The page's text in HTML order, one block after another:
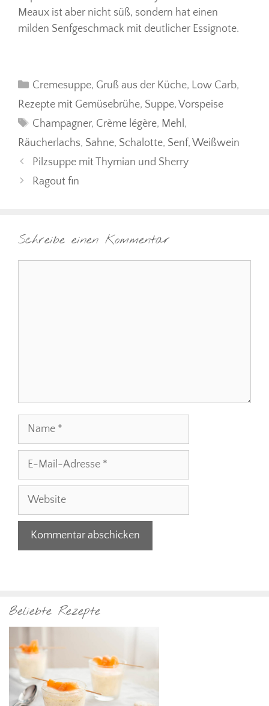
Meaux ist aber nicht süß, sondern hat einen
milden Senfgeschmack mit deutlicher Essignote.
Kategorien
Cremesuppe, Gruß aus der Küche, Low Carb,
Rezepte mit Gemüsebrühe, Suppe, Vorspeise
Schlagwörter
Champagner, Crème légère, Mehl,
Räucherlachs, Sahne, Schalotte, Senf, Weißwein
Pilzsuppe mit Thymian und Sherry
Ragout fin
Schreibe einen Kommentar
Name
Adresse
Website
Beliebte Rezepte